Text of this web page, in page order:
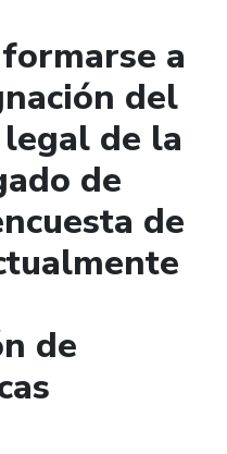
a
del
de la
de
de
de